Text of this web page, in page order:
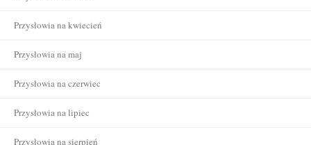
Przysłowia na kwiecień
Przysłowia na maj
Przysłowia na czerwiec
Przysłowia na lipiec
Przysłowia na sierpień